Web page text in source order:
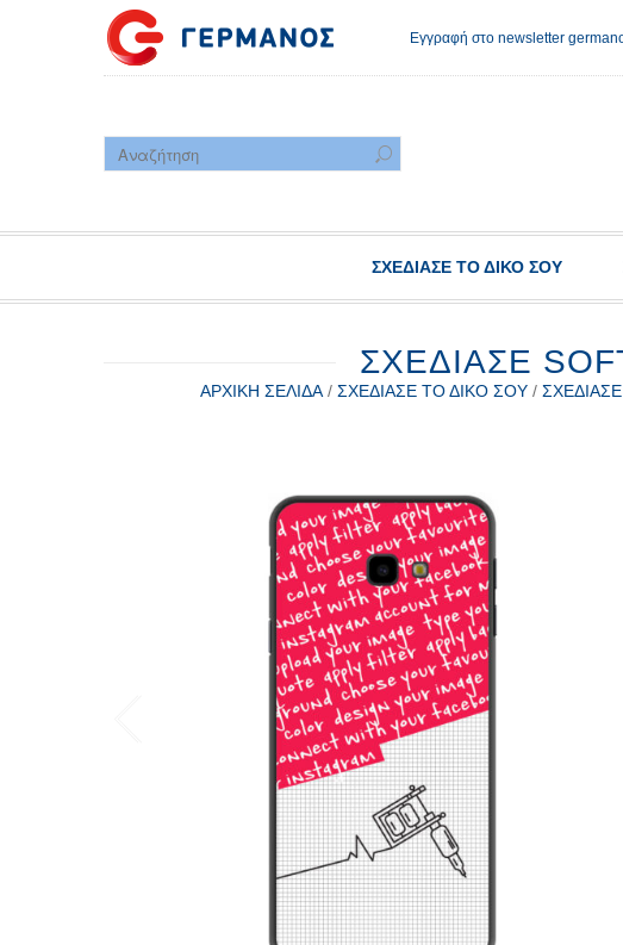
Εγγραφή στο newsletter
ΣΧΕΔΊΑΣΕ ΤΟ ΔΙΚΌ ΣΟΥ
ΣΧΕΔΊΑΣΕ
ΑΡΧΙΚΉ ΣΕΛΊΔΑ / ΣΧΕΔΊΑΣΕ ΤΟ ΔΙΚΌ ΣΟΥ /